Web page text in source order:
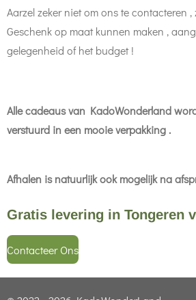
Aarzel zeker niet om ons te contacteren
Geschenk op maat kunnen maken ,
gelegenheid of het budget !
Alle cadeaus van KadoWonderland
verstuurd in een mooie
Afhalen is natuurlijk ook mogelijk na
Gratis levering in Tongeren
Contacteer Ons